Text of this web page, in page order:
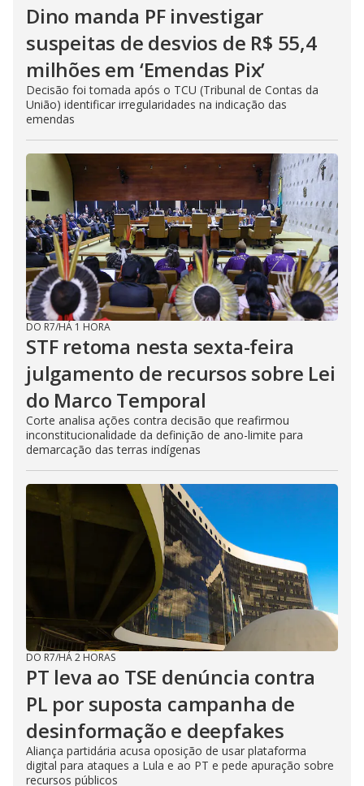
Dino manda PF investigar
suspeitas de desvios de R$ 55,4
milhões em ‘Emendas Pix’
Decisão foi tomada após o TCU (Tribunal de Contas da
União) identificar irregularidades na indicação das
emendas
DO R7/HÁ 1 HORA
STF retoma nesta sexta-feira
julgamento de recursos sobre Lei
do Marco Temporal
Corte analisa ações contra decisão que reafirmou
inconstitucionalidade da definição de ano-limite para
demarcação das terras indígenas
DO R7/HÁ 2 HORAS
PT leva ao TSE denúncia contra
PL por suposta campanha de
desinformação e deepfakes
Aliança partidária acusa oposição de usar plataforma
digital para ataques a Lula e ao PT e pede apuração sobre
recursos públicos